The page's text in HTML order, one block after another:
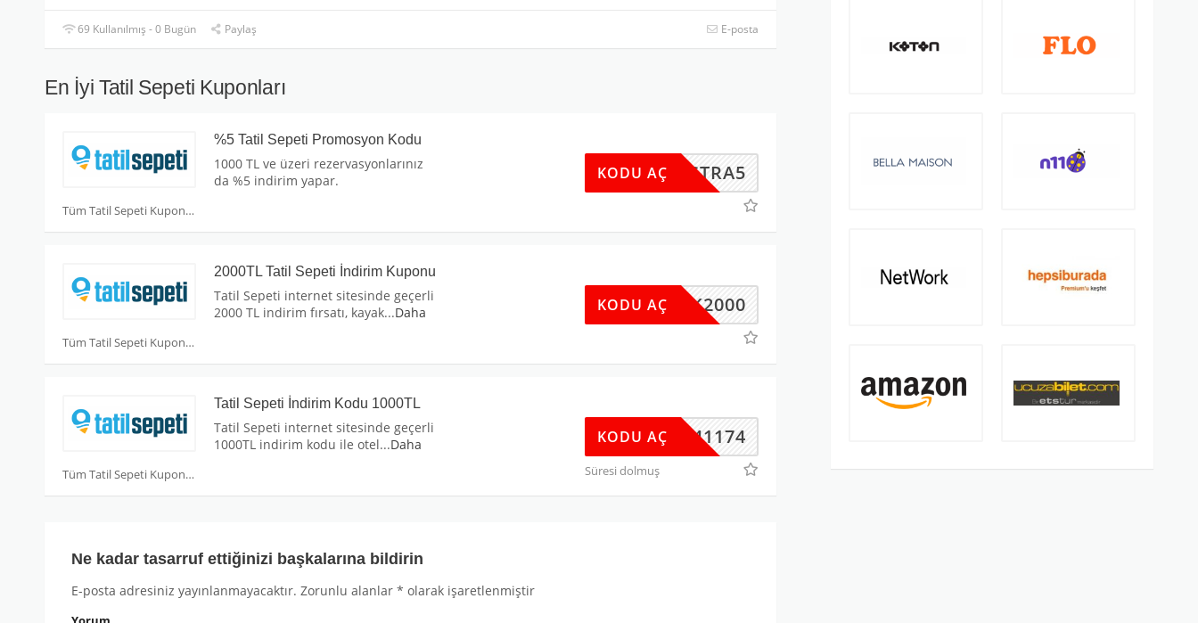
69 Kullanılmış - 0 Bugün Paylaş E-posta
En İyi Tatil Sepeti Kuponları
Tüm Tatil Sepeti Kuponları
%5 Tatil Sepeti Promosyon Kodu
1000 TL ve üzeri rezervasyonlarınız
da %5 indirim yapar.
EKSTRA5
KODU AÇ
Tüm Tatil Sepeti Kuponları
2000TL Tatil Sepeti İndirim Kuponu
Tatil Sepeti internet sitesinde geçerli
2000 TL indirim fırsatı, kayak...Daha AYAK2000
KODU AÇ
Tüm Tatil Sepeti Kuponları
Tatil Sepeti İndirim Kodu 1000TL
Tatil Sepeti internet sitesinde geçerli
1000TL indirim kodu ile otel...Daha 7Z041174
KODU AÇ
Süresi dolmuş
Ne kadar tasarruf ettiğinizi başkalarına bildirin
E-posta adresiniz yayınlanmayacaktır. Zorunlu alanlar * olarak işaretlenmiştir